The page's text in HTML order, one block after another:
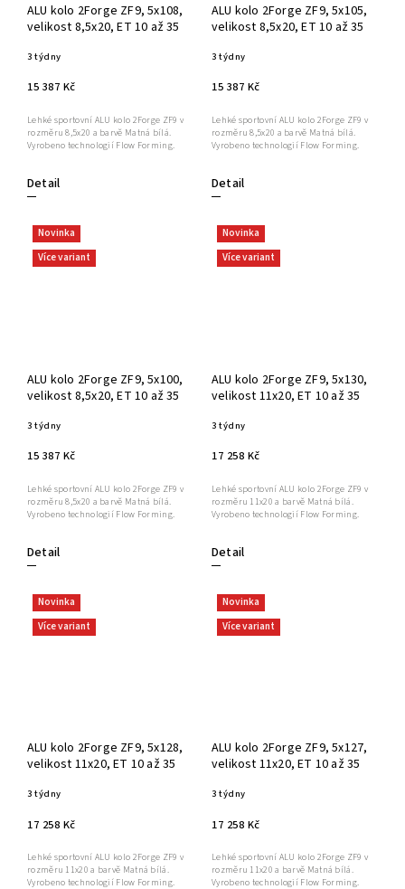
ALU kolo 2Forge ZF9, 5x108,
velikost 8,5x20, ET 10 až 35
3 týdny
15 387 Kč
Detail
Lehké sportovní ALU kolo 2Forge ZF9 v
rozměru 8,5x20 a barvě Matná bílá.
Vyrobeno technologií Flow Forming.
ALU kolo 2Forge ZF9, 5x105,
velikost 8,5x20, ET 10 až 35
3 týdny
15 387 Kč
Detail
Lehké sportovní ALU kolo 2Forge ZF9 v
rozměru 8,5x20 a barvě Matná bílá.
Vyrobeno technologií Flow Forming.
Novinka
Více variant
ALU kolo 2Forge ZF9, 5x100,
velikost 8,5x20, ET 10 až 35
3 týdny
15 387 Kč
Detail
Lehké sportovní ALU kolo 2Forge ZF9 v
rozměru 8,5x20 a barvě Matná bílá.
Vyrobeno technologií Flow Forming.
Novinka
Více variant
ALU kolo 2Forge ZF9, 5x130,
velikost 11x20, ET 10 až 35
3 týdny
17 258 Kč
Detail
Lehké sportovní ALU kolo 2Forge ZF9 v
rozměru 11x20 a barvě Matná bílá.
Vyrobeno technologií Flow Forming.
Novinka
Více variant
ALU kolo 2Forge ZF9, 5x128,
velikost 11x20, ET 10 až 35
3 týdny
17 258 Kč
Lehké sportovní ALU kolo 2Forge ZF9 v
rozměru 11x20 a barvě Matná bílá.
Vyrobeno technologií Flow Forming.
Novinka
Více variant
ALU kolo 2Forge ZF9, 5x127,
velikost 11x20, ET 10 až 35
3 týdny
17 258 Kč
Lehké sportovní ALU kolo 2Forge ZF9 v
rozměru 11x20 a barvě Matná bílá.
Vyrobeno technologií Flow Forming.